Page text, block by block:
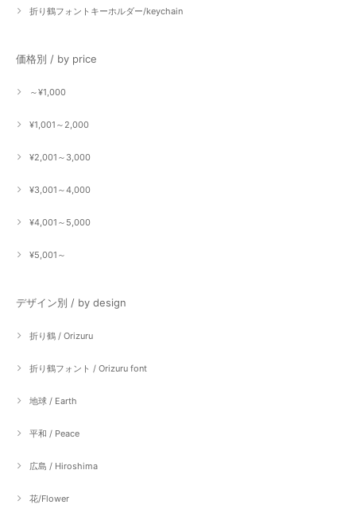
折り鶴フォントキーホルダー/keychain
価格別 / by price
～¥1,000
¥1,001～2,000
¥2,001～3,000
¥3,001～4,000
¥4,001～5,000
¥5,001～
デザイン別 / by design
折り鶴 / Orizuru
折り鶴フォント / Orizuru font
地球 / Earth
平和 / Peace
広島 / Hiroshima
花/Flower